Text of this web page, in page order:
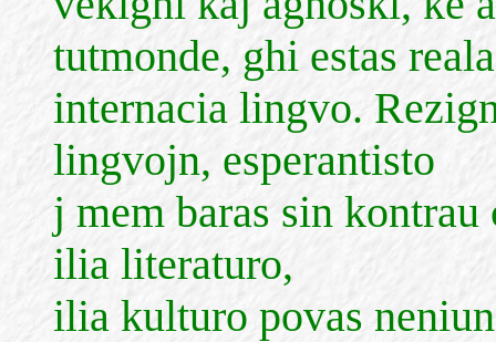
tutmonde, ghi estas reala
internacia lingvo.
lingvojn, esperantisto
j mem baras sin
ilia literaturo,
ilia kulturo povas